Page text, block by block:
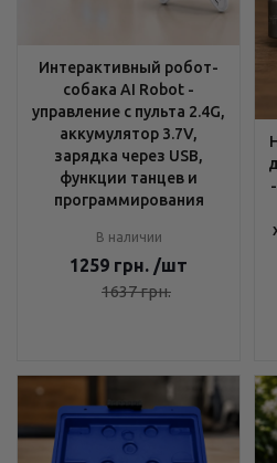
Интерактивный робот-
собака AI Robot -
управление с пульта 2.4G,
аккумулятор 3.7V,
зарядка через USB,
функции танцев и
программирования
В наличии
1259 грн. /шт
1637грн.